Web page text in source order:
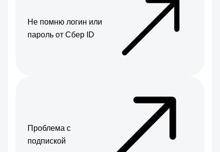
Не помню логин или
пароль от Сбер ID
Проблема с
подпиской